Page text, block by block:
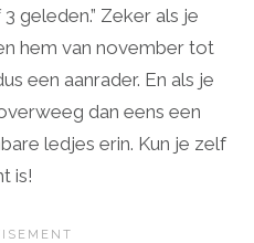
geleden.” Zeker als je
hem van november tot
een aanrader. En als je
dan eens een
ledjes erin. Kun je zelf
is!